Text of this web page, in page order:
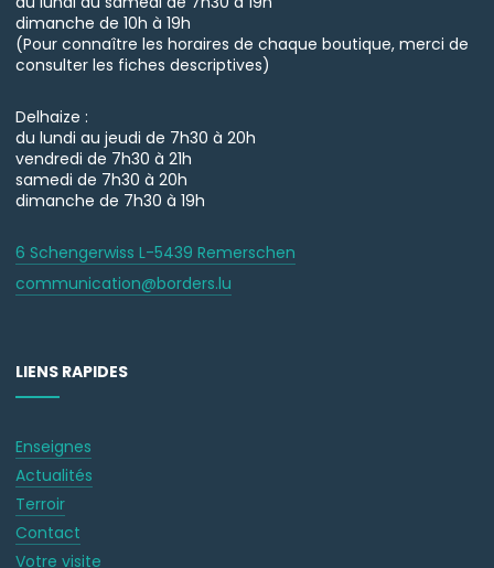
dimanche de 10h à 19h
(Pour connaître les horaires de chaque boutique, merci de
consulter les fiches descriptives)
Delhaize :
du lundi au jeudi de 7h30 à 20h
vendredi de 7h30 à 21h
samedi de 7h30 à 20h
dimanche de 7h30 à 19h
6 Schengerwiss L-5439 Remerschen
communication@borders.lu
LIENS RAPIDES
Enseignes
Actualités
Terroir
Contact
Votre visite